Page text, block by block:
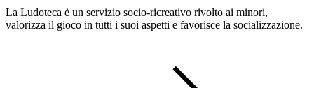
La Ludoteca è un servizio socio-ricreativo rivolto ai minori,
valorizza il gioco in tutti i suoi aspetti e favorisce la socializzazione.